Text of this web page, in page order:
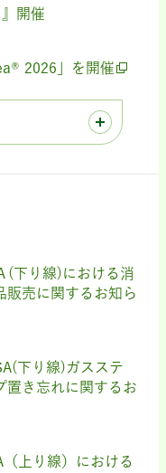
開催
2026」を開催
(下り線)における消
販売に関するお知ら
下り線)ガスステ
置き忘れに関するお
（上り線）における